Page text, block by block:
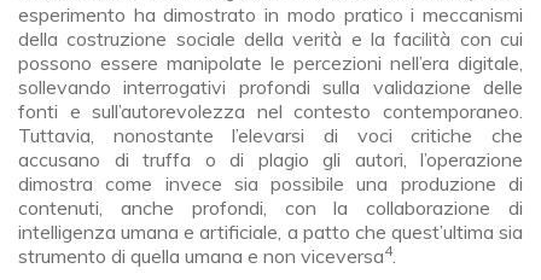
esperimento ha dimostrato in modo pratico i meccanismi
della costruzione sociale della verità e la facilità con cui
possono essere manipolate le percezioni nell’era digitale,
sollevando interrogativi profondi sulla validazione delle
fonti e sull’autorevolezza nel contesto contemporaneo.
Tuttavia, nonostante l’elevarsi di voci critiche che
accusano di truffa o di plagio gli autori, l’operazione
dimostra come invece sia possibile una produzione di
contenuti, anche profondi, con la collaborazione di
intelligenza umana e artificiale, a patto che quest’ultima sia
strumento di quella umana e non viceversa4.